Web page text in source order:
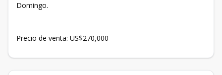
Domingo.
Precio de venta: US$270,000